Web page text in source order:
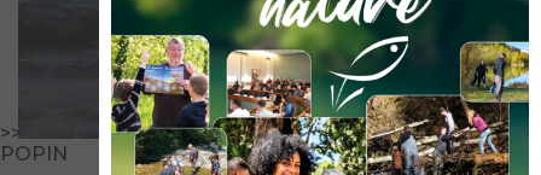
Partez à la découverte de nos Parcours
Pêche de Savoie !
>>
POPIN